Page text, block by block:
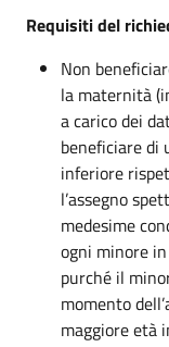
Requisiti del
Non
la maternità
a carico dei
beneficiare di
inferiore
l’assegno
medesime
ogni minore
purché il
momento
maggiore età